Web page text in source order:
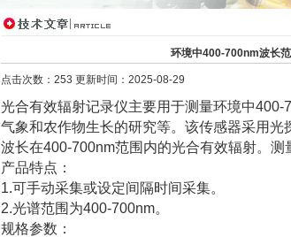
环境中400-700nm波长
点击次数：253 更新时间：2025-08-29
光合有效辐射记录仪主要用于测量环境中
气象和农作物生长的研究等。该传感器采用
波长在400-700nm范围内的光合有效辐射。测
产品特点：
1.可手动采集或设定间隔时间采集。
2.光谱范围为400-700nm。
规格参数：